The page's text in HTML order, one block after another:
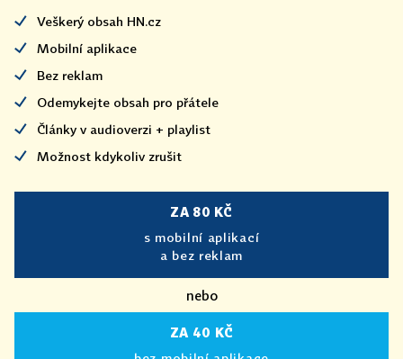
Veškerý obsah HN.cz
Mobilní aplikace
Bez reklam
Odemykejte obsah pro přátele
Články v audioverzi + playlist
Možnost kdykoliv zrušit
ZA 80 KČ
s mobilní aplikací
a bez reklam
nebo
ZA 40 KČ